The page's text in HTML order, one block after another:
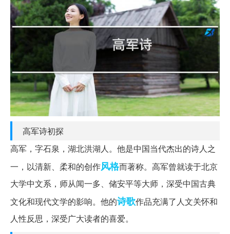
高军诗初探
高军，字石泉，湖北洪湖人。他是中国当代杰出的诗人之
一，以清新、柔和的创作风格而著称。高军曾就读于北京
大学中文系，师从闻一多、储安平等大师，深受中国古典
文化和现代文学的影响。他的诗歌作品充满了人文关怀和
人性反思，深受广大读者的喜爱。